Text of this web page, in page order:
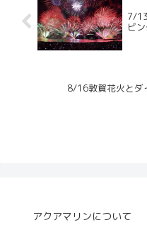
7/
ビ
8/16敦賀花火とダ
アクアマリンについて